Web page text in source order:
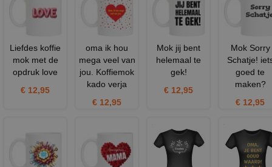
Liefdes koffie
mok met de
opdruk love
€ 12,95
oma ik hou
mega veel van
jou. Koffiemok
kado verja
€ 12,95
Mok jij bent
helemaal te
gek!
€ 12,95
Mok Sorry
Schatje!
goed te
maken?
€ 12,95